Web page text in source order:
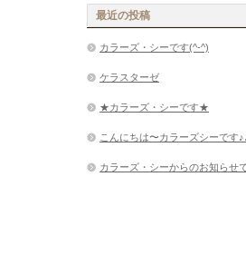
最近の投稿
カラーズ・シーです(^-^)
ケラスターゼ
★カラーズ・シーです★
こんにちは〜カラーズシーです
カラーズ・シーからのお知らせ